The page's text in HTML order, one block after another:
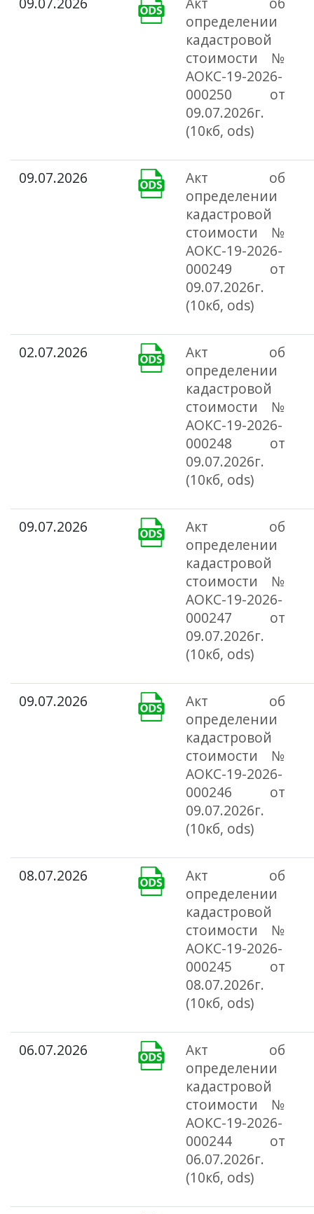
определении
кадастровой
стоимости №
АОКС-19-2026-
000250 от
09.07.2026г.
(10кб, ods)
09.07.2026
Акт об
определении
кадастровой
стоимости №
АОКС-19-2026-
000249 от
09.07.2026г.
(10кб, ods)
02.07.2026
Акт об
определении
кадастровой
стоимости №
АОКС-19-2026-
000248 от
09.07.2026г.
(10кб, ods)
09.07.2026
Акт об
определении
кадастровой
стоимости №
АОКС-19-2026-
000247 от
09.07.2026г.
(10кб, ods)
09.07.2026
Акт об
определении
кадастровой
стоимости №
АОКС-19-2026-
000246 от
09.07.2026г.
(10кб, ods)
08.07.2026
Акт об
определении
кадастровой
стоимости №
АОКС-19-2026-
000245 от
08.07.2026г.
(10кб, ods)
06.07.2026
Акт об
определении
кадастровой
стоимости №
АОКС-19-2026-
000244 от
06.07.2026г.
(10кб, ods)